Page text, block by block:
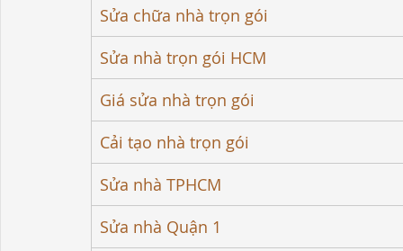
Sửa chữa nhà trọn gói
Sửa nhà trọn gói HCM
Giá sửa nhà trọn gói
Cải tạo nhà trọn gói
Sửa nhà TPHCM
Sửa nhà Quận 1